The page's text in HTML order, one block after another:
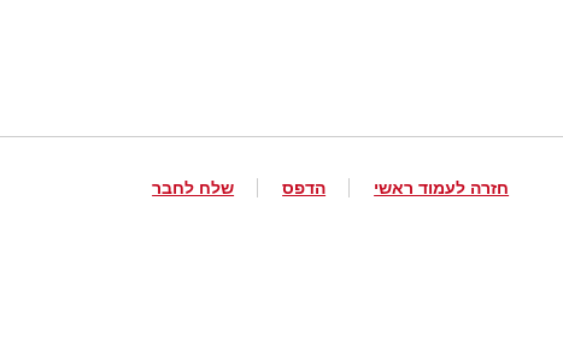
חזרה לעמוד ראשי הדפס שלח לחבר